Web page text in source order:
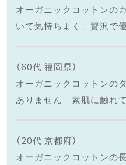
オーガニックコットンの
いて気持ちよく、贅沢で
（60代 福岡県）
オーガニックコットンの
ありません 素肌に触れて
（20代 京都府）
オーガニックコットンの